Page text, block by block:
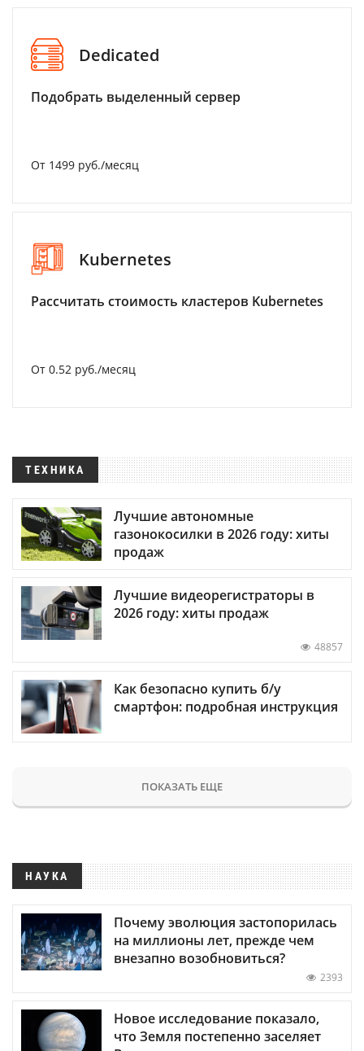
Dedicated
Подобрать выделенный сервер
От 1499 руб./месяц
Kubernetes
Рассчитать стоимость кластеров Kubernetes
От 0.52 руб./месяц
ТЕХНИКА
Лучшие автономные
газонокосилки в 2026 году: хиты
продаж
Лучшие видеорегистраторы в
2026 году: хиты продаж
48857
Как безопасно купить б/у
смартфон: подробная инструкция
ПОКАЗАТЬ ЕЩЕ
НАУКА
Почему эволюция застопорилась
на миллионы лет, прежде чем
внезапно возобновиться?
2393
Новое исследование показало,
что Земля постепенно заселяет